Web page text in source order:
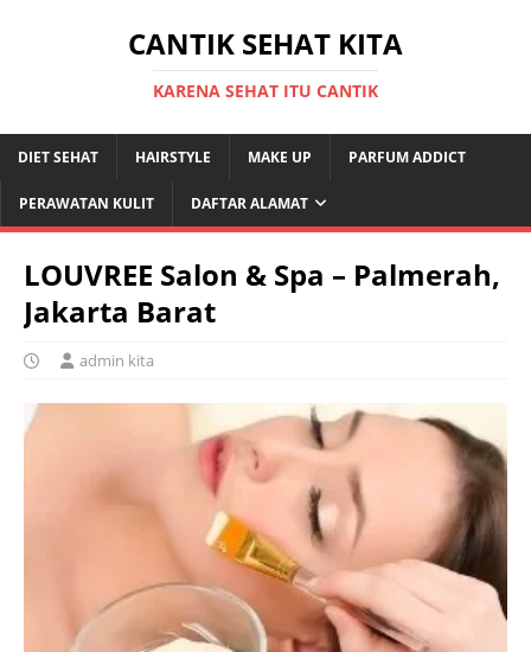
CANTIK SEHAT KITA
KARENA SEHAT ITU CANTIK
DIET SEHAT HAIRSTYLE MAKE UP PARFUM ADDICT
PERAWATAN KULIT DAFTAR ALAMAT
LOUVREE Salon & Spa – Palmerah,
Jakarta Barat
admin kita